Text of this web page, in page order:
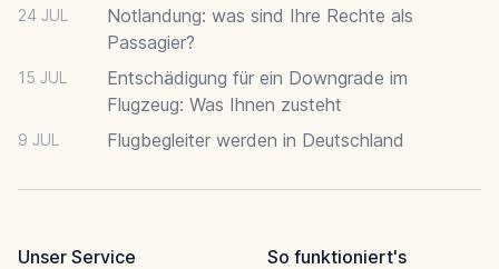
24 JUL
Notlandung: was sind Ihre Rechte als
Passagier?
15 JUL
Entschädigung für ein Downgrade im
Flugzeug: Was Ihnen zusteht
9 JUL Flugbegleiter werden in Deutschland
Unser Service
So funktioniert's